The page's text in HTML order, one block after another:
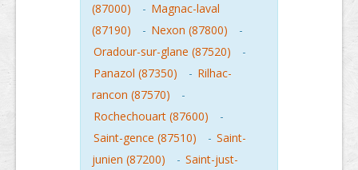
(87000)
- Magnac-laval
(87190)
- Nexon (87800)
-
Oradour-sur-glane (87520)
-
Panazol (87350)
- Rilhac-
rancon (87570)
-
Rochechouart (87600)
-
Saint-gence (87510)
- Saint-
junien (87200)
- Saint-just-